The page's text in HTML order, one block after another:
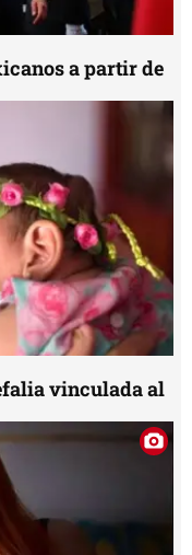
a partir de
vinculada al